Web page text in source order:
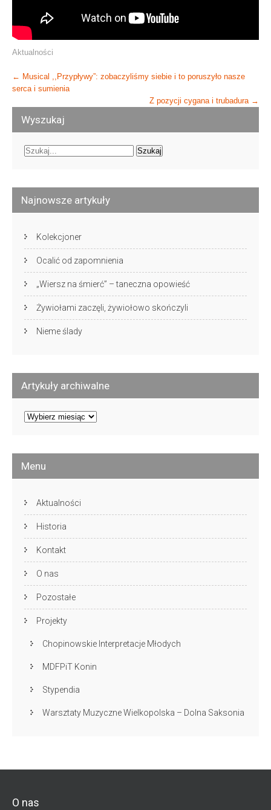
Aktualności
Post
navigation
← Musical ,,Przypływy”: zobaczyliśmy siebie i to poruszyło nasze
serca i sumienia
Z pozycji cygana i trubadura →
Wyszukaj
Najnowsze artykuły
Kolekcjoner
Ocalić od zapomnienia
„Wiersz na śmierć” – taneczna opowieść
Żywiołami zaczęli, żywiołowo skończyli
Nieme ślady
Artykuły archiwalne
Artykuły
Menu
Aktualności
Historia
Kontakt
O nas
Pozostałe
Projekty
Chopinowskie Interpretacje Młodych
MDFPiT Konin
Stypendia
Warsztaty Muzyczne Wielkopolska – Dolna Saksonia
O nas